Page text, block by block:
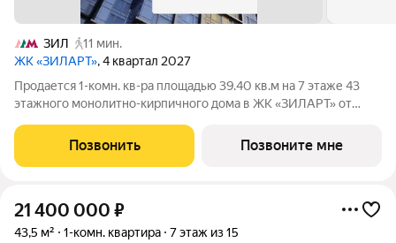
ЗИЛ
11 мин.
ЖК «ЗИЛАРТ», 4 квартал 2027
Продается 1-комн. кв-ра площадью 39.40 кв.м на 7 этаже 43
этажного монолитно-кирпичного дома в ЖК «ЗИЛАРТ» от
Москвы-реки в жилом квартале «ЗИЛАРТ». Дом состоит из
трех жилых корпусов: 12, 18 и
Позвонить Позвоните мне
21 400 000 ₽
43,5 м² 1-комн. квартира 7 этаж из 15